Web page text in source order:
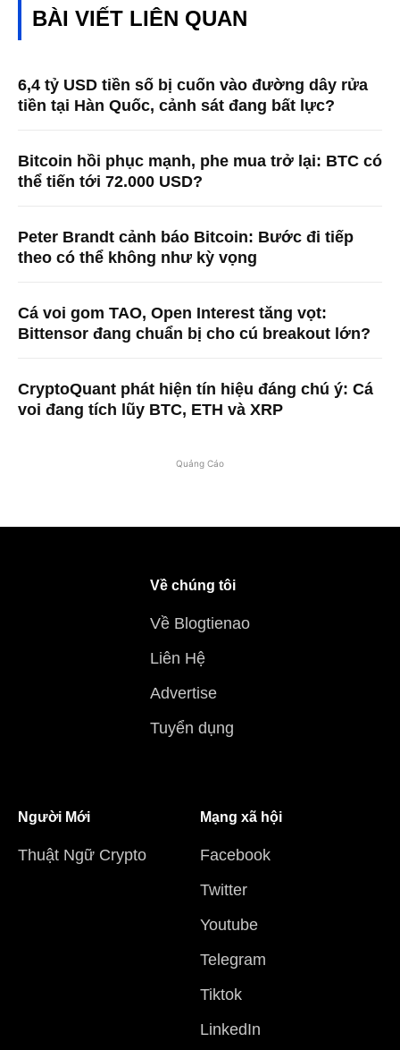
BÀI VIẾT LIÊN QUAN
6,4 tỷ USD tiền số bị cuốn vào đường dây rửa
tiền tại Hàn Quốc, cảnh sát đang bất lực?
Bitcoin hồi phục mạnh, phe mua trở lại: BTC có
thể tiến tới 72.000 USD?
Peter Brandt cảnh báo Bitcoin: Bước đi tiếp
theo có thể không như kỳ vọng
Cá voi gom TAO, Open Interest tăng vọt:
Bittensor đang chuẩn bị cho cú breakout lớn?
CryptoQuant phát hiện tín hiệu đáng chú ý: Cá
voi đang tích lũy BTC, ETH và XRP
Quảng Cáo
Về chúng tôi
Về Blogtienao
Liên Hệ
Advertise
Tuyển dụng
Người Mới
Thuật Ngữ Crypto
Mạng xã hội
Facebook
Twitter
Youtube
Telegram
Tiktok
LinkedIn